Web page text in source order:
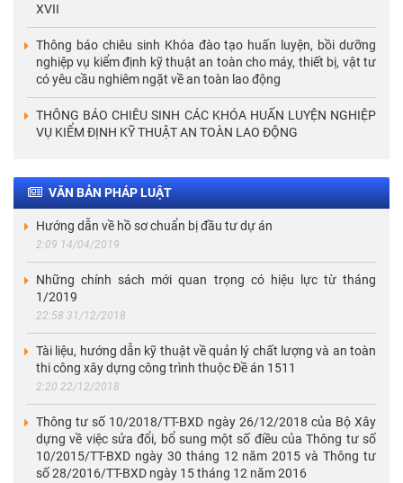
XVII
Thông báo chiêu sinh Khóa đào tạo huấn luyện, bồi dưỡng
nghiệp vụ kiểm định kỹ thuật an toàn cho máy, thiết bị, vật tư
có yêu cầu nghiêm ngặt về an toàn lao động
THÔNG BÁO CHIÊU SINH CÁC KHÓA HUẤN LUYỆN NGHIỆP
VỤ KIỂM ĐỊNH KỸ THUẬT AN TOÀN LAO ĐỘNG
VĂN BẢN PHÁP LUẬT
Hướng dẫn về hồ sơ chuẩn bị đầu tư dự án
2:09 14/04/2019
Những chính sách mới quan trọng có hiệu lực từ tháng
1/2019
22:58 31/12/2018
Tài liệu, hướng dẫn kỹ thuật về quản lý chất lượng và an toàn
thi công xây dựng công trình thuộc Đề án 1511
2:20 22/12/2018
Thông tư số 10/2018/TT-BXD ngày 26/12/2018 của Bộ Xây
dựng về việc sửa đổi, bổ sung một số điều của Thông tư số
10/2015/TT-BXD ngày 30 tháng 12 năm 2015 và Thông tư
số 28/2016/TT-BXD ngày 15 tháng 12 năm 2016